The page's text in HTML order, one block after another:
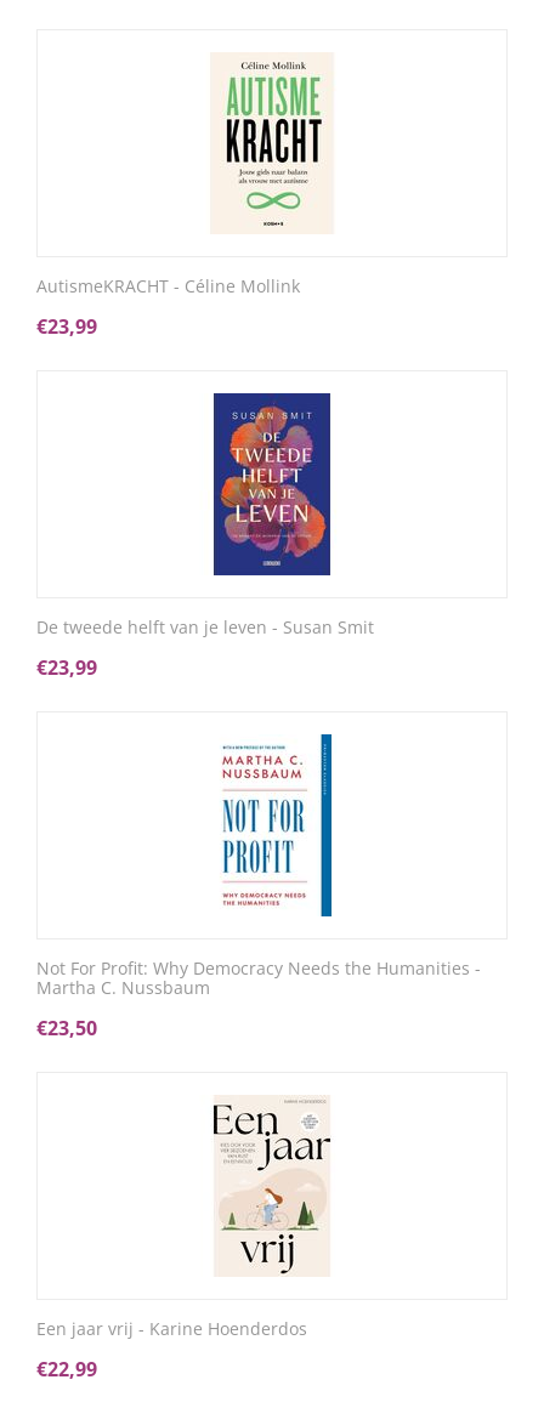
AutismeKRACHT - Céline Mollink
€23,99
De tweede helft van je leven - Susan Smit
€23,99
Not For Profit: Why Democracy Needs the Humanities -
Martha C. Nussbaum
€23,50
Een jaar vrij - Karine Hoenderdos
€22,99